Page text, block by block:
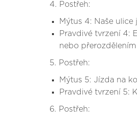
4. Postřeh:
Mýtus 4: Naše
Pravdivé tvrzení 4:
nebo
5. Postřeh:
Mýtus 5: Jízda na
Pravdivé tvrzení 5:
6. Postřeh: